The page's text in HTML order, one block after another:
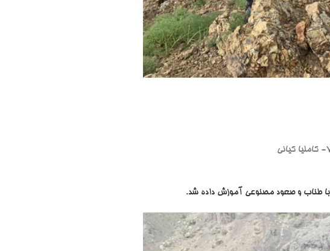
با طناب و صعود مصنوعی آموزش داده شد.